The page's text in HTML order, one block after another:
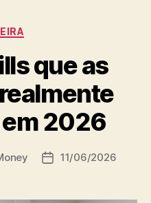
que as
2026
Data11/06/2026